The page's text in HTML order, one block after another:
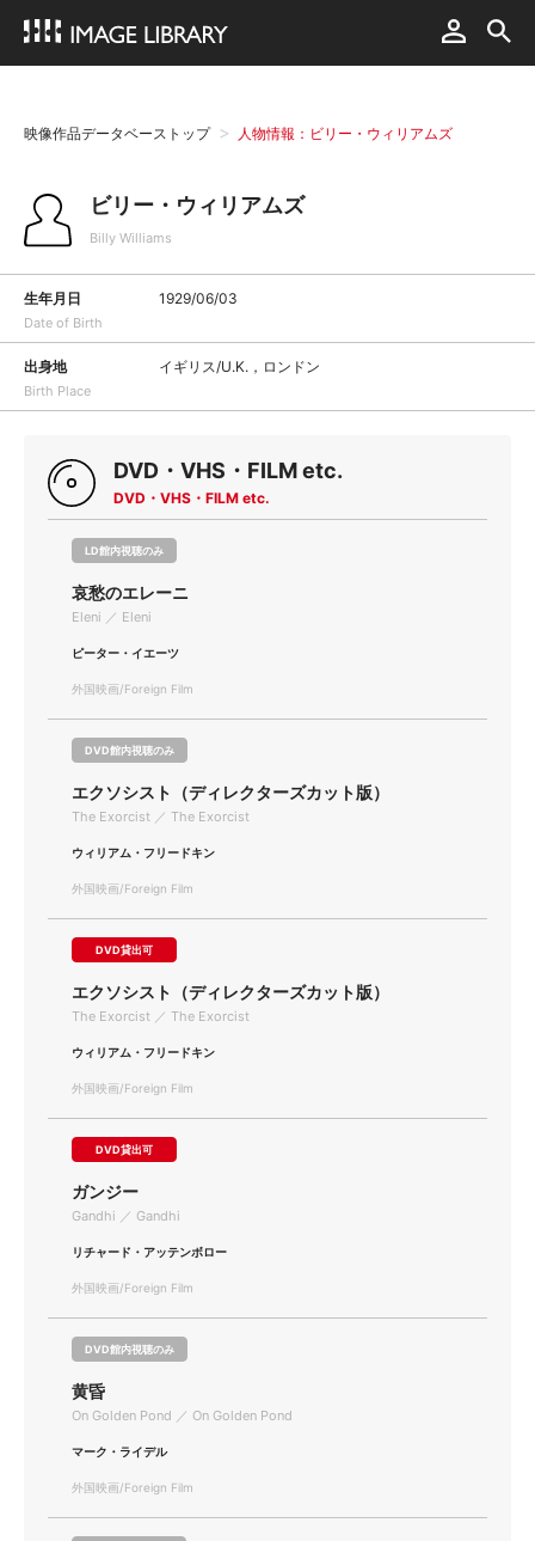
映像作品データベーストップ 人物情報：ビリー・ウィリアムズ
ビリー・ウィリアムズ
Billy Williams
生年月日
Date of Birth
1929/06/03
出身地
Birth Place
イギリス/U.K.，ロンドン
DVD・VHS・FILM etc.
DVD・VHS・FILM etc.
LD館内視聴のみ
哀愁のエレーニ
Eleni ／ Eleni
ピーター・イエーツ
外国映画/Foreign Film
DVD館内視聴のみ
エクソシスト（ディレクターズカット版）
The Exorcist ／ The Exorcist
ウィリアム・フリードキン
外国映画/Foreign Film
DVD貸出可
エクソシスト（ディレクターズカット版）
The Exorcist ／ The Exorcist
ウィリアム・フリードキン
外国映画/Foreign Film
DVD貸出可
ガンジー
Gandhi ／ Gandhi
リチャード・アッテンボロー
外国映画/Foreign Film
DVD館内視聴のみ
黄昏
On Golden Pond ／ On Golden Pond
マーク・ライデル
外国映画/Foreign Film